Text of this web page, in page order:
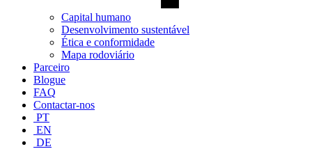
Capital humano
Desenvolvimento sustentável
Ética e conformidade
Mapa rodoviário
Parceiro
Blogue
FAQ
Contactar-nos
PT
EN
DE